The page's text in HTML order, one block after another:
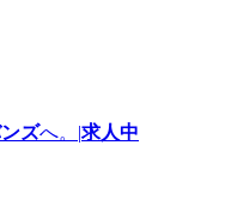
ズへ。|求人中